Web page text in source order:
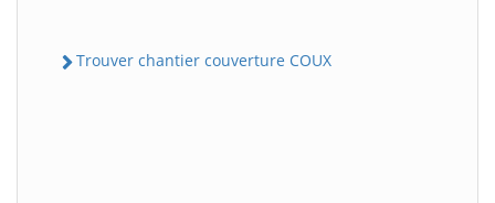
Trouver chantier couverture COUX